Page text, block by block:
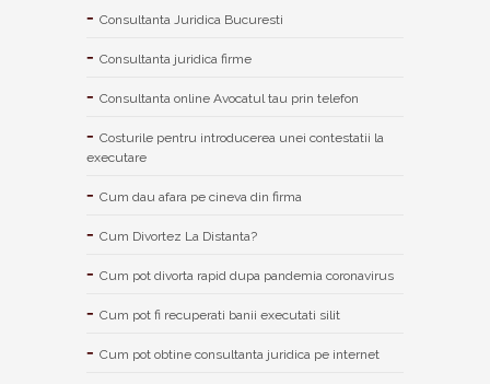
Consultanta Juridica Bucuresti
Consultanta juridica firme
Consultanta online Avocatul tau prin telefon
Costurile pentru introducerea unei contestatii la
executare
Cum dau afara pe cineva din firma
Cum Divortez La Distanta?
Cum pot divorta rapid dupa pandemia coronavirus
Cum pot fi recuperati banii executati silit
Cum pot obtine consultanta juridica pe internet